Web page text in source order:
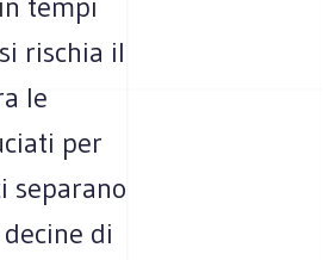
rischia il
le
per
separano
di